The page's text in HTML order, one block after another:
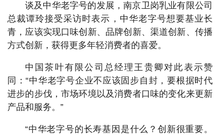
谈及中华老字号的发展，南京卫岗乳业有限公司
总裁谭玲接受采访时表示，中华老字号想要基业长
青，应该实现口味创新、品牌创新、渠道创新、传播
方式创新，获得更多年轻消费者的喜爱。
中国茶叶有限公司总经理王贵卿对此表示赞
同：“中华老字号企业不应该固步自封，要根据时代
进步的步伐，市场环境以及消费者口味的变化来更新
产品和服务。”
“中华老字号的长寿基因是什么？创新很重要。